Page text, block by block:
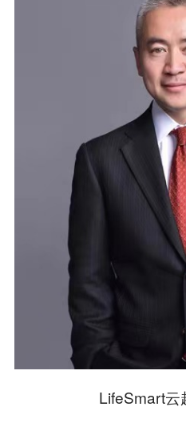
LifeSmart云